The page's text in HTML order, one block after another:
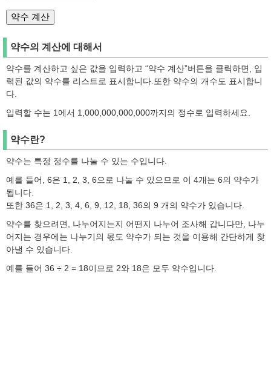
약수의 계산에 대해서
약수를 계산하고 싶은 값을 입력하고 “약수 계산”버튼을 클릭하면, 입
력된 값의 약수를 리스트로 표시합니다.또한 약수의 개수도 표시합니
다.
입력할 수는 1에서 1,000,000,000,000까지의 정수로 입력하세요.
약수란?
약수는 특정 정수를 나눌 수 있는 수입니다.
예를 들어, 6은 1, 2, 3, 6으로 나눌 수 있으므로 이 4개는 6의 약수가
됩니다.
또한 36은 1, 2, 3, 4, 6, 9, 12, 18, 36의 9 개의 약수가 있습니다.
약수를 찾으려면, 나누어지는지 어떤지 나누어 조사해 갑니다만, 나누
어지는 경우에는 나누기의 몫도 약수가 되는 것을 이용해 간단하게 찾
아낼 수 있습니다.
예를 들어 36 ÷ 2 = 18이므로 2와 18은 모두 약수입니다.